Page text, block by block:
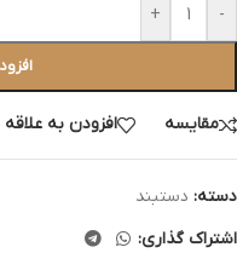
-
+
مقایسه افزودن به
دسته: دستبند
اشتراک گذاری: